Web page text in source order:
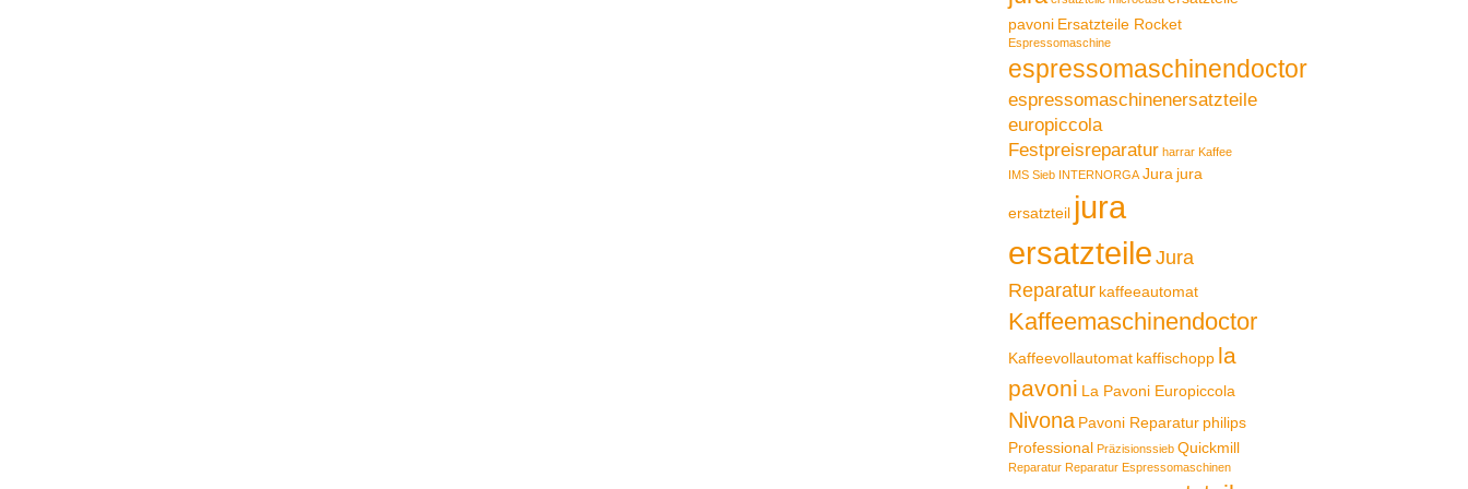
pavoni Ersatzteile Rocket
Espressomaschine
espressomaschinendoctor
espressomaschinenersatzteile
europiccola
Festpreisreparatur harrar Kaffee
IMS Sieb INTERNORGA Jura jura
ersatzteil jura
ersatzteileJura
Reparatur kaffeeautomat
Kaffeemaschinendoctor
Kaffeevollautomat kaffischopp la
pavoni La Pavoni Europiccola
Nivona Pavoni Reparatur philips
Professional Präzisionssieb Quickmill
Reparatur Reparatur Espressomaschinen